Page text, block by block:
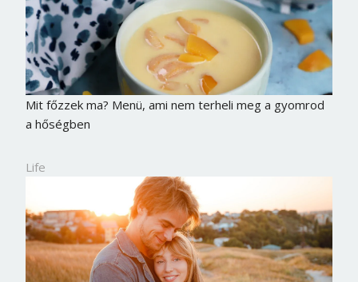
Mit főzzek ma? Menü, ami nem terheli meg a gyomrod
a hőségben
Life